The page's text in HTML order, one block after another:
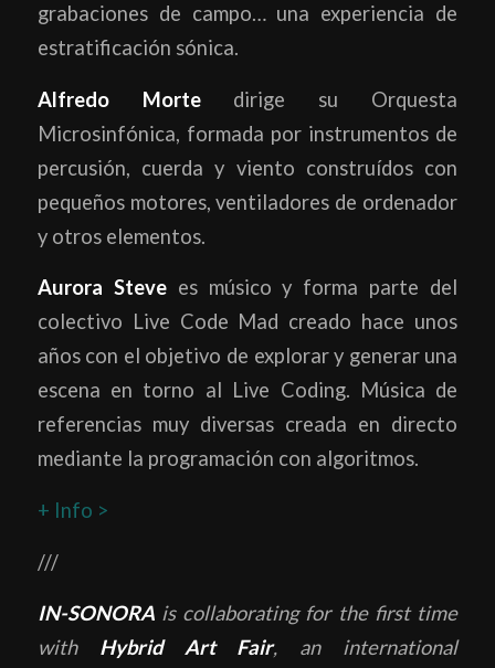
grabaciones de campo… una experiencia de
estratificación sónica.
Alfredo Mortedirige su Orquesta
Microsinfónica, formada por instrumentos de
percusión, cuerda y viento construídos con
pequeños motores, ventiladores de ordenador
y otros elementos.
Aurora Stevees músico y forma parte del
colectivo Live Code Mad creado hace unos
años con el objetivo de explorar y generar una
escena en torno al Live Coding. Música de
referencias muy diversas creada en directo
mediante la programación con algoritmos.
+ Info >
///
IN-SONORAis collaborating for the first time
with Hybrid Art Fair, an international